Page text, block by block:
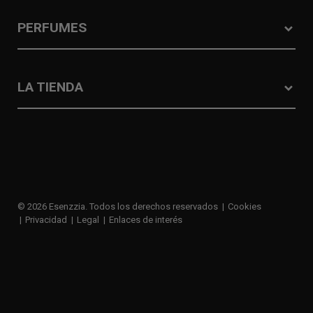
PERFUMES
LA TIENDA
© 2026 Esenzzia. Todos los derechos reservados
Cookies
Privacidad
Legal Enlaces de interés